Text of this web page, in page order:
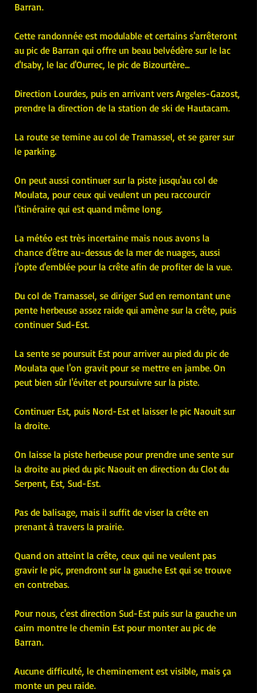
Barran.
Cette randonnée est modulable et certains s'arrêteront
au pic de Barran qui offre un beau belvédère sur le lac
d'Isaby, le lac d'Ourrec, le pic de Bizourtère...
Direction Lourdes, puis en arrivant vers Argeles-Gazost,
prendre la direction de la station de ski de Hautacam.
La route se temine au col de Tramassel, et se garer sur
le parking.
On peut aussi continuer sur la piste jusqu'au col de
Moulata, pour ceux qui veulent un peu raccourcir
l'itinéraire qui est quand même long.
La météo est très incertaine mais nous avons la
chance d'être au-dessus de la mer de nuages, aussi
j'opte d'emblée pour la crête afin de profiter de la vue.
Du col de Tramassel, se diriger Sud en remontant une
pente herbeuse assez raide qui amène sur la crête, puis
continuer Sud-Est.
La sente se poursuit Est pour arriver au pied du pic de
Moulata que l'on gravit pour se mettre en jambe. On
peut bien sûr l'éviter et poursuivre sur la piste.
Continuer Est, puis Nord-Est et laisser le pic Naouit sur
la droite.
On laisse la piste herbeuse pour prendre une sente sur
la droite au pied du pic Naouit en direction du Clot du
Serpent, Est, Sud-Est.
Pas de balisage, mais il suffit de viser la crête en
prenant à travers la prairie.
Quand on atteint la crête, ceux qui ne veulent pas
gravir le pic, prendront sur la gauche Est qui se trouve
en contrebas.
Pour nous, c'est direction Sud-Est puis sur la gauche un
cairn montre le chemin Est pour monter au pic de
Barran.
Aucune difficulté, le cheminement est visible, mais ça
monte un peu raide.